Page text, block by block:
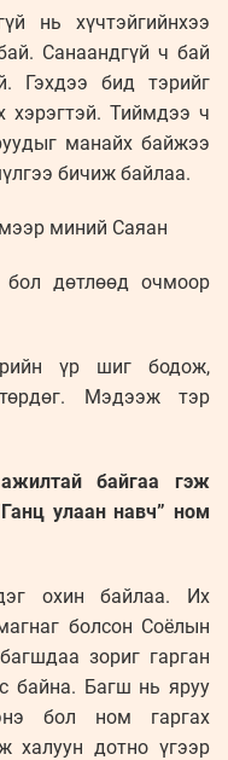
нь хүчтэйгийнхээ
Санаандгүй ч бай
Гэхдээ бид тэрийг
хэрэгтэй. Тиймдээ ч
манайх байжээ
бичиж байлаа.
миний Саяан
бол дөтлөөд очмоор
үр шиг бодож,
Мэдээж тэр
байгаа гэж
улаан навч” ном
охин байлаа. Их
болсон Соёлын
зориг гарган
байна. Багш нь яруу
бол ном гаргах
халуун дотно үгээр